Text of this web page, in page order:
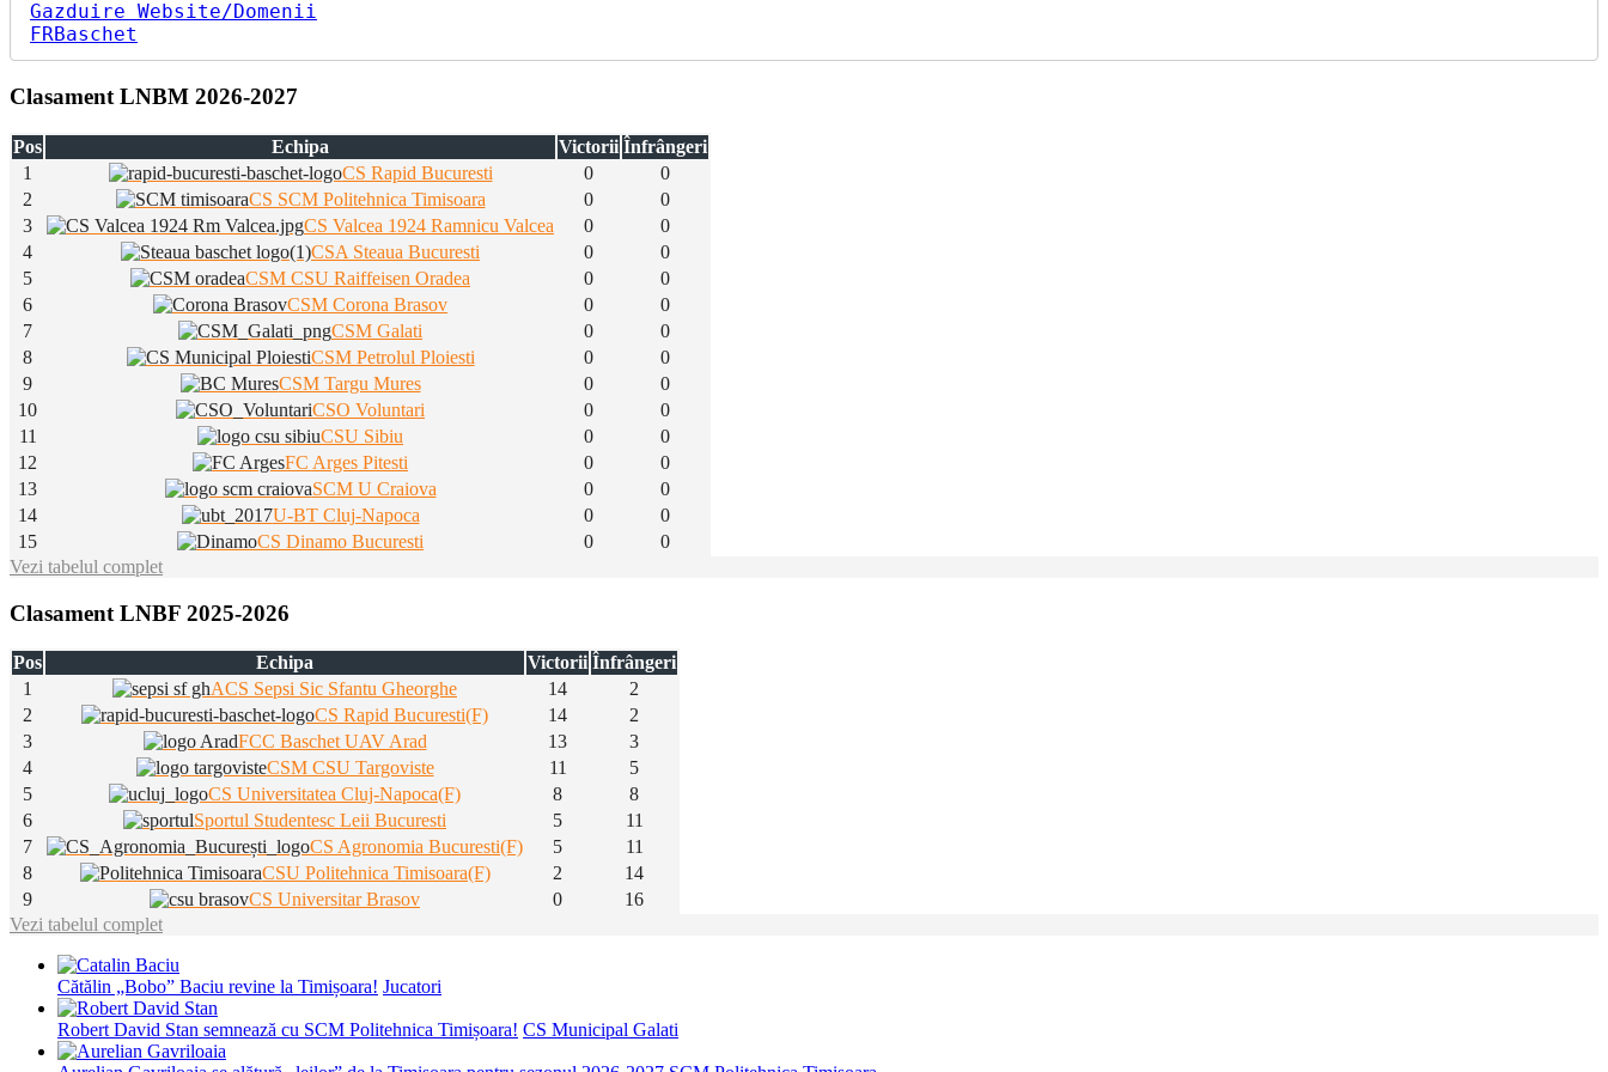
Gazduire Website/Domenii
FRBaschet
Clasament LNBM 2026-2027
Pos Echipa Victorii Înfrângeri
1
CS Rapid Bucuresti 0
0
2
CS SCM Politehnica Timisoara 0
0
3
CS Valcea 1924 Ramnicu Valcea 0
0
4
CSA Steaua Bucuresti 0
0
5
CSM CSU Raiffeisen Oradea 0
0
6
CSM Corona Brasov 0
0
7
CSM Galati 0
0
8
CSM Petrolul Ploiesti 0
0
9
CSM Targu Mures 0
0
10
CSO Voluntari 0
0
11
CSU Sibiu 0
0
12
FC Arges Pitesti 0
0
13
SCM U Craiova 0
0
14
U-BT Cluj-Napoca 0
0
15
CS Dinamo Bucuresti 0
0
Vezi tabelul complet
Clasament LNBF 2025-2026
Pos Echipa Victorii Înfrângeri
1
ACS Sepsi Sic Sfantu Gheorghe 14
2
2
CS Rapid Bucuresti(F) 14
2
3
FCC Baschet UAV Arad 13
3
4
CSM CSU Targoviste 11
5
5
CS Universitatea Cluj-Napoca(F) 8
8
6
Sportul Studentesc Leii Bucuresti 5
11
7
CS Agronomia Bucuresti(F) 5
11
8
CSU Politehnica Timisoara(F) 2
14
9
CS Universitar Brasov 0
16
Vezi tabelul complet
Cătălin „Bobo” Baciu revine la Timișoara! Jucatori
Robert David Stan semnează cu SCM Politehnica Timișoara! CS Municipal Galati